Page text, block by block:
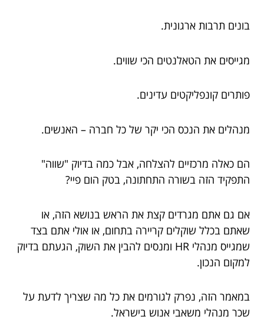
בונים תרבות ארגונית.
מגייסים את הטאלנטים הכי שווים.
פותרים קונפליקטים עדינים.
מנהלים את הנכס הכי יקר של כל חברה – האנשים.
הם כאלה מרכזיים להצלחה, אבל כמה בדיוק "שווה"
התפקיד הזה בשורה התחתונה, בטק הום פיי?
אם גם אתם מגרדים קצת את הראש בנושא הזה, או
שאתם בכלל שוקלים קריירה בתחום, או אולי אתם בצד
שמגייס מנהלי HR ומנסים להבין את השוק, הגעתם בדיוק
למקום הנכון.
במאמר הזה, נפרק לגורמים את כל מה שצריך לדעת על
שכר מנהלי משאבי אנוש בישראל.